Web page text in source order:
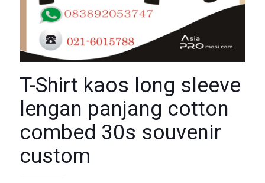
T-Shirt kaos long sleeve
lengan panjang cotton
combed 30s souvenir
custom